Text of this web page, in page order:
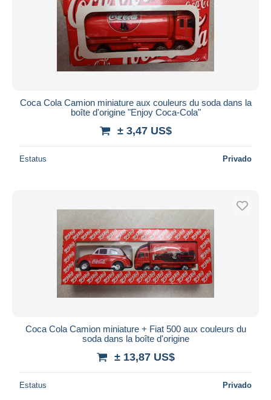
Coca Cola Camion miniature aux couleurs du soda dans la
boîte d'origine "Enjoy Coca-Cola"
± 3,47 US$
Estatus Privado
Coca Cola Camion miniature + Fiat 500 aux couleurs du
soda dans la boîte d'origine
± 13,87 US$
Estatus Privado